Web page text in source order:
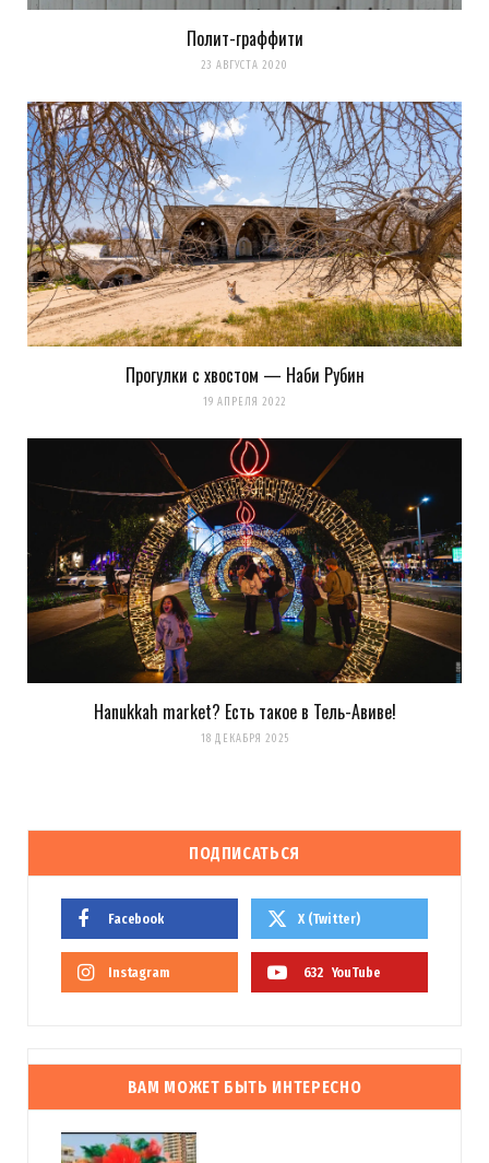
Полит-граффити
23 АВГУСТА 2020
Прогулки с хвостом — Наби Рубин
19 АПРЕЛЯ 2022
Hanukkah market? Есть такое в Тель-Авиве!
18 ДЕКАБРЯ 2025
ПОДПИСАТЬСЯ
Facebook X (Twitter)
Instagram 632 YouTube
ВАМ МОЖЕТ БЫТЬ ИНТЕРЕСНО